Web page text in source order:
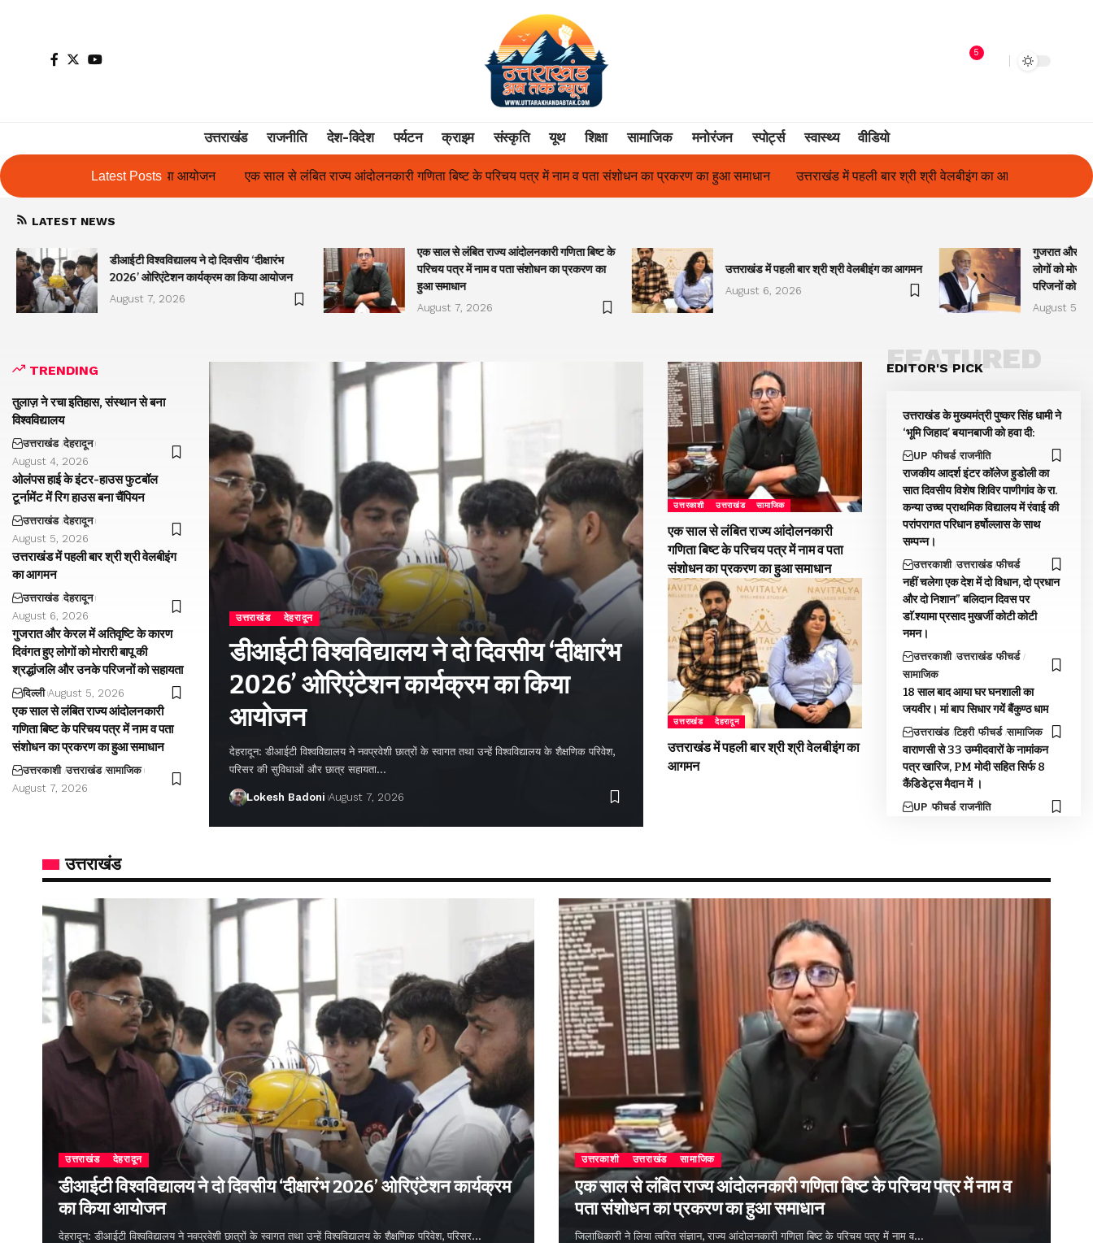
5
उत्तराखंड राजनीति देश-विदेश पर्यटन क्राइम संस्कृति यूथ शिक्षा सामाजिक मनोरंजन स्पोर्ट्स स्वास्थ्य वीडियो
Latest Posts
एक साल से लंबित राज्य आंदोलनकारी गणिता बिष्ट के परिचय पत्र में नाम व पता संशोधन का प्रकरण का हुआ समाधान उत्तराखंड में पहली बार श्री श्री वेलबीइंग का आगमन गुजरात और केरल में अतिवृष्टि के कारण दिवंगत हुए लोगों
LATEST NEWS
डीआईटी विश्वविद्यालय ने दो दिवसीय ‘दीक्षारंभ
2026’ ओरिएंटेशन कार्यक्रम का किया आयोजन
August 7, 2026
एक साल से लंबित राज्य आंदोलनकारी गणिता बिष्ट के
परिचय पत्र में नाम व पता संशोधन का प्रकरण का
हुआ समाधान
August 7, 2026
उत्तराखंड में पहली बार श्री श्री वेलबीइंग का आगमन
August 6, 2026
गुजरात और
लोगों को
परिजनों को
August 5,
TRENDING
तुलाज़ ने रचा इतिहास, संस्थान से बना
विश्वविद्यालय
उत्तराखंड देहरादून
August 4, 2026
ओलंपस हाई के इंटर-हाउस फुटबॉल
टूर्नामेंट में रिग हाउस बना चैंपियन
उत्तराखंड देहरादून
August 5, 2026
उत्तराखंड में पहली बार श्री श्री वेलबीइंग
का आगमन
उत्तराखंड देहरादून
August 6, 2026
गुजरात और केरल में अतिवृष्टि के कारण
दिवंगत हुए लोगों को मोरारी बापू की
श्रद्धांजलि और उनके परिजनों को सहायता
दिल्ली August 5, 2026
एक साल से लंबित राज्य आंदोलनकारी
गणिता बिष्ट के परिचय पत्र में नाम व पता
संशोधन का प्रकरण का हुआ समाधान
उत्तरकाशी उत्तराखंड सामाजिक
August 7, 2026
उत्तराखंड देहरादून
डीआईटी विश्वविद्यालय ने दो दिवसीय ‘दीक्षारंभ
2026’ ओरिएंटेशन कार्यक्रम का किया
आयोजन
देहरादून: डीआईटी विश्वविद्यालय ने नवप्रवेशी छात्रों के स्वागत तथा उन्हें विश्वविद्यालय के शैक्षणिक परिवेश,
परिसर की सुविधाओं और छात्र सहायता…
Lokesh Badoni August 7, 2026
उत्तरकाशी उत्तराखंड सामाजिक
एक साल से लंबित राज्य आंदोलनकारी
गणिता बिष्ट के परिचय पत्र में नाम व पता
संशोधन का प्रकरण का हुआ समाधान
उत्तराखंड देहरादून
उत्तराखंड में पहली बार श्री श्री वेलबीइंग का
आगमन
EDITOR'S PICK
FEATURED
उत्तराखंड के मुख्यमंत्री पुष्कर सिंह धामी ने
‘भूमि जिहाद’ बयानबाजी को हवा दी:
UP फीचर्ड राजनीति
राजकीय आदर्श इंटर कॉलेज हुडोली का
सात दिवसीय विशेष शिविर पाणीगांव के रा.
कन्या उच्च प्राथमिक विद्यालय में रंवाई की
परांपरागत परिधान हर्षोल्लास के साथ
सम्पन्न।
उत्तरकाशी उत्तराखंड फीचर्ड
नहीं चलेगा एक देश में दो विधान, दो प्रधान
और दो निशान” बलिदान दिवस पर
डाॅ.श्यामा प्रसाद मुखर्जी कोटी कोटी
नमन।
उत्तरकाशी उत्तराखंड फीचर्ड
सामाजिक
18 साल बाद आया घर घनशाली का
जयवीर। मां बाप सिधार गयें बैंकुण्ठ धाम
उत्तराखंड टिहरी फीचर्ड सामाजिक
वाराणसी से 33 उम्मीदवारों के नामांकन
पत्र खारिज, PM मोदी सहित सिर्फ 8
कैंडिडेट्स मैदान में ।
UP फीचर्ड राजनीति
उत्तराखंड
उत्तराखंड देहरादून
डीआईटी विश्वविद्यालय ने दो दिवसीय ‘दीक्षारंभ 2026’ ओरिएंटेशन कार्यक्रम
का किया आयोजन
देहरादून: डीआईटी विश्वविद्यालय ने नवप्रवेशी छात्रों के स्वागत तथा उन्हें विश्वविद्यालय के शैक्षणिक परिवेश, परिसर…
उत्तरकाशी उत्तराखंड सामाजिक
एक साल से लंबित राज्य आंदोलनकारी गणिता बिष्ट के परिचय पत्र में नाम व
पता संशोधन का प्रकरण का हुआ समाधान
जिलाधिकारी ने लिया त्वरित संज्ञान, राज्य आंदोलनकारी गणिता बिष्ट के परिचय पत्र में नाम व…